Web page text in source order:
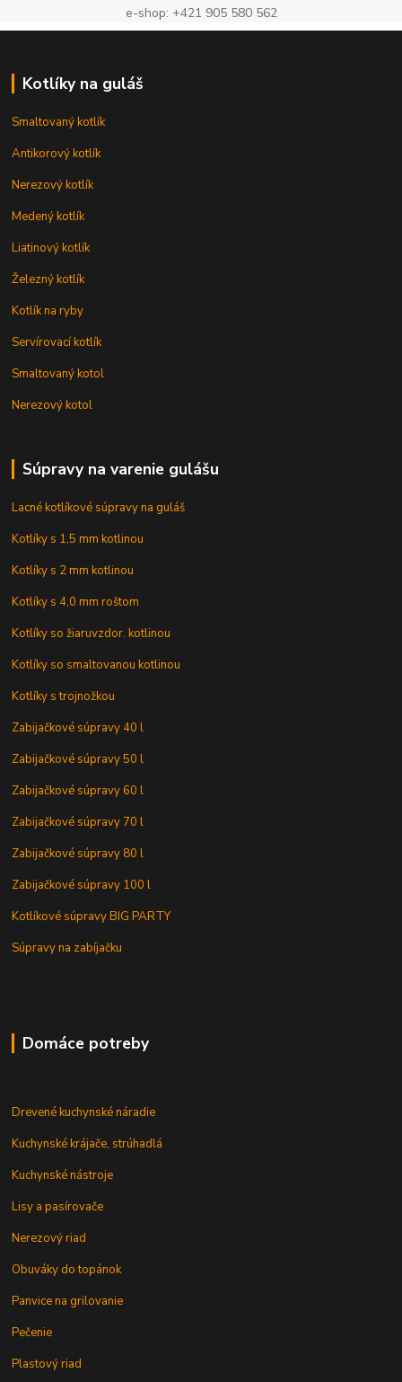
e-shop: +421 905 580 562
Kotlíky na guláš
Smaltovaný kotlík
Antikorový kotlík
Nerezový kotlík
Medený kotlík
Liatinový kotlík
Železný kotlík
Kotlík na ryby
Servírovací kotlík
Smaltovaný kotol
Nerezový kotol
Súpravy na varenie gulášu
Lacné kotlíkové súpravy na guláš
Kotlíky s 1,5 mm kotlinou
Kotlíky s 2 mm kotlinou
Kotlíky s 4,0 mm roštom
Kotlíky so žiaruvzdor. kotlinou
Kotlíky so smaltovanou kotlinou
Kotlíky s trojnožkou
Zabijačkové súpravy 40 l
Zabijačkové súpravy 50 l
Zabijačkové súpravy 60 l
Zabijačkové súpravy 70 l
Zabijačkové súpravy 80 l
Zabijačkové súpravy 100 l
Kotlíkové súpravy BIG PARTY
Súpravy na zabíjačku
Domáce potreby
Drevené kuchynské náradie
Kuchynské krájače, strúhadlá
Kuchynské nástroje
Lisy a pasírovače
Nerezový riad
Obuváky do topánok
Panvice na grilovanie
Pečenie
Plastový riad